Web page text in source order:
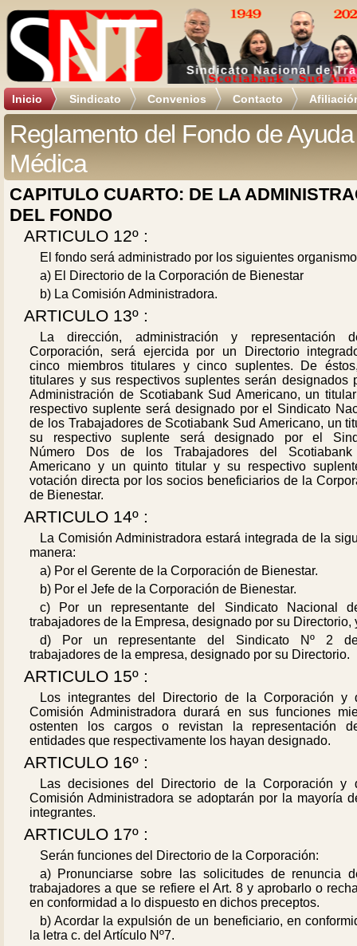
Inicio Sindicato Convenios Contacto
Reglamento del Fondo de Ayuda
Médica
CAPITULO CUARTO: DE LA
DEL FONDO
ARTICULO 12º :
El fondo será administrado por los siguientes
a) El Directorio de la Corporación de Bienestar
b) La Comisión Administradora.
ARTICULO 13º :
La dirección, administración y representación
Corporación, será ejercida por un Directorio
cinco miembros titulares y cinco suplentes. De
titulares y sus respectivos suplentes serán designados
Administración de Scotiabank Sud Americano, un
respectivo suplente será designado por el Sindicato
de los Trabajadores de Scotiabank Sud Americano, un
su respectivo suplente será designado por el
Número Dos de los Trabajadores del
Americano y un quinto titular y su respectivo
votación directa por los socios beneficiarios de la
de Bienestar.
ARTICULO 14º :
La Comisión Administradora estará integrada de la
manera:
a) Por el Gerente de la Corporación de Bienestar.
b) Por el Jefe de la Corporación de Bienestar.
c) Por un representante del Sindicato Nacional
trabajadores de la Empresa, designado por su Directorio,
d) Por un representante del Sindicato Nº 2
trabajadores de la empresa, designado por su Directorio.
ARTICULO 15º :
Los integrantes del Directorio de la Corporación y
Comisión Administradora durará en sus funciones
ostenten los cargos o revistan la representación
entidades que respectivamente los hayan designado.
ARTICULO 16º :
Las decisiones del Directorio de la Corporación y
Comisión Administradora se adoptarán por la mayoría
integrantes.
ARTICULO 17º :
Serán funciones del Directorio de la Corporación:
a) Pronunciarse sobre las solicitudes de renuncia
trabajadores a que se refiere el Art. 8 y aprobarlo o
en conformidad a lo dispuesto en dichos preceptos.
b) Acordar la expulsión de un beneficiario, en
la letra c. del Artículo Nº7.